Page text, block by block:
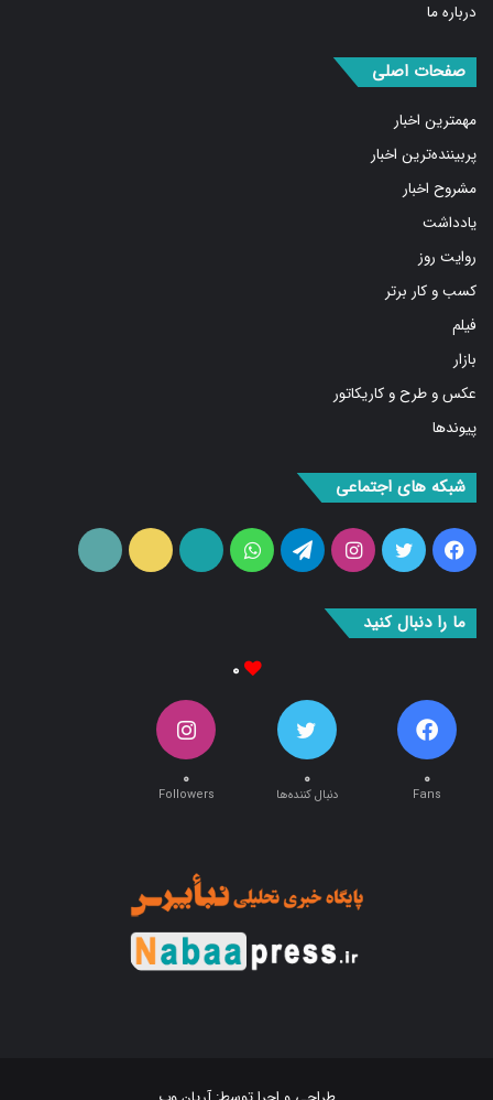
مهمترین اخبار
پربیننده‌ترین اخبار
مشروح اخبار
یادداشت
روایت روز
کسب و کار برتر
فیلم
بازار
عکس و طرح و کاریکاتور
پیوندها
فیس
بوک
توییتراینستاگرامتلگرامواتس
آپ
آپارات ایتا
۰ ۰ ۰